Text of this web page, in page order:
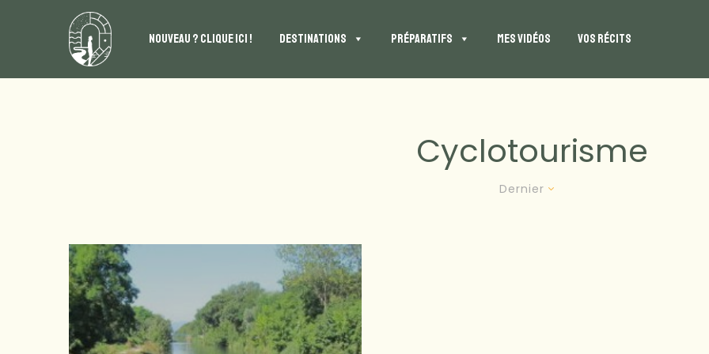
NOUVEAU ? CLIQUE ICI ! DESTINATIONS PRÉPARATIFS MES VIDÉOS VOS RÉCITS
Cyclotourisme
Dernier